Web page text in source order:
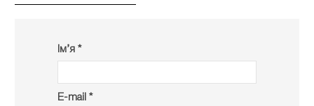
Ім’я *
E-mail *